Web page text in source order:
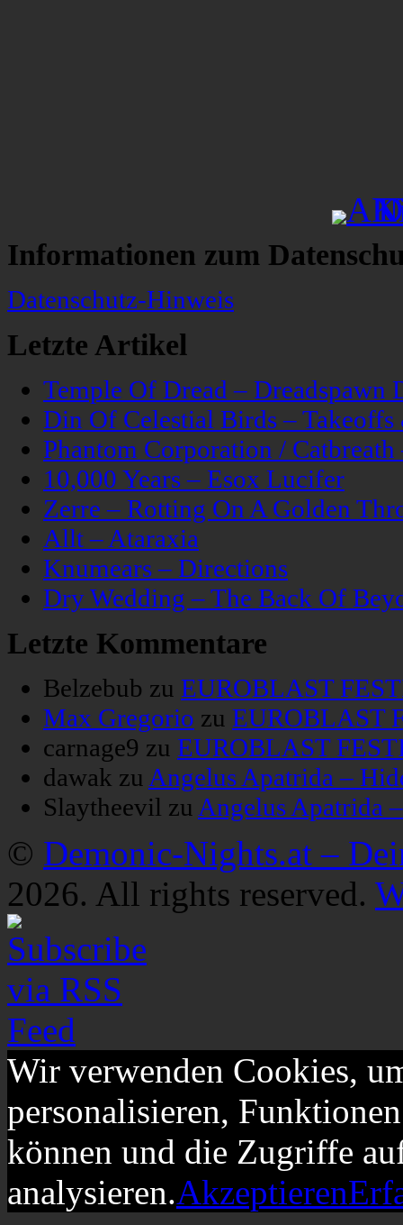
Informationen zum
Datenschutz-Hinweis
Letzte Artikel
Temple Of Dread – Dreadspawn
Din Of Celestial Birds –
Phantom Corporation /
10,000 Years – Esox Lucifer
Zerre – Rotting On A Golden
Allt – Ataraxia
Knumears – Directions
Dry Wedding – The Back Of
Letzte Kommentare
Belzebub zu EUROBLAST
Max Gregorio zu EUROBLAST
carnage9 zu EUROBLAST
dawak zu Angelus Apatrida –
Slaytheevil zu Angelus Apatrida
© Demonic-Nights.at –
2026. All rights reserved.
Wir verwenden Cookies,
personalisieren,
können und die Zugriffe
analysieren.Akzeptieren